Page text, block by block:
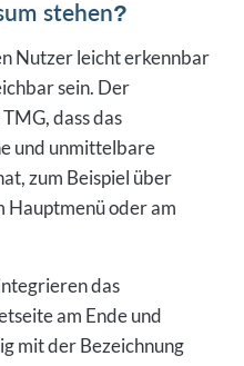
stehen?
Nutzer leicht erkennbar
sein. Der
dass das
und unmittelbare
zum Beispiel über
Hauptmenü oder am
das
am Ende und
mit der Bezeichnung